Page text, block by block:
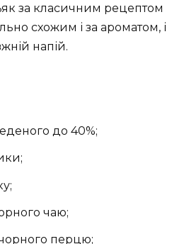
за класичним рецептом
схожим і за ароматом, і
напій.
до 40%;
чаю;
перцю;